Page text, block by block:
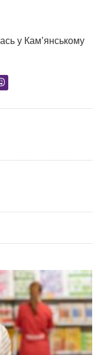
у Кам’янському